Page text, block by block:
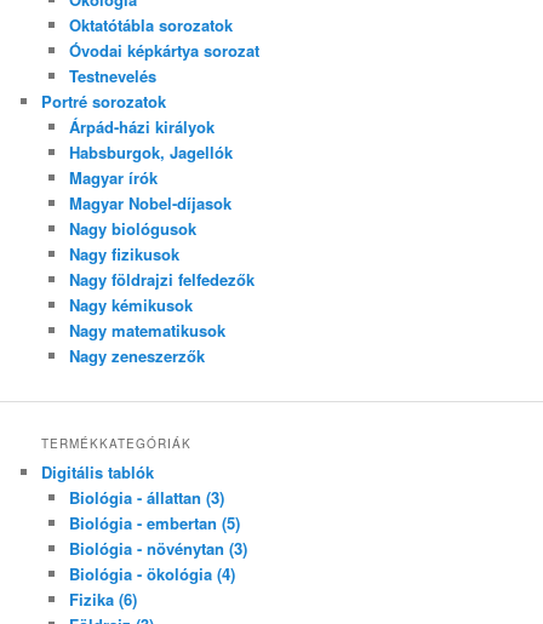
Oktatótábla sorozatok
Óvodai képkártya sorozat
Testnevelés
Portré sorozatok
Árpád-házi királyok
Habsburgok, Jagellók
Magyar írók
Magyar Nobel-díjasok
Nagy biológusok
Nagy fizikusok
Nagy földrajzi felfedezők
Nagy kémikusok
Nagy matematikusok
Nagy zeneszerzők
TERMÉKKATEGÓRIÁK
Digitális tablók
Biológia - állattan (3)
Biológia - embertan (5)
Biológia - növénytan (3)
Biológia - ökológia (4)
Fizika (6)